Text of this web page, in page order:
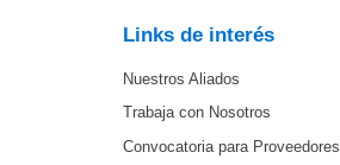
Links de interés
Nuestros Aliados
Trabaja con Nosotros
Convocatoria para Proveedores